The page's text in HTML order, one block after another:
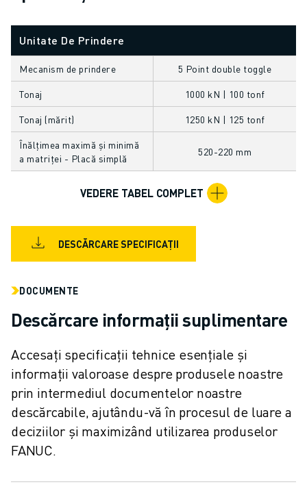
FANUC ACADEMY
SOLUȚII PENTRU INDUSTRII
SOLUȚII EDUCAȚIONALE
WORLDSKILLS ȘI TINERELE TALENTE
EVENIMENTE EDUCAȚIONALE
ȘTIRI ȘI MEDIA
ȘTIRI ȘI MEDIA
EVENIMENTE
EVENIMENTE EDUCAȚIONALE
DESPRE FANUC
SUSTENABILITATE
ALĂTURAȚI-VĂ ECHIPEI FANUC » CARIERĂ
CONTACT
IMPRINT
Unitate De Prindere
Mecanism de prindere 5 Point double toggle
Tonaj 1000 kN | 100 tonf
Tonaj (mărit) 1250 kN | 125 tonf
Înălțimea maximă și minimă
a matriței - Placă simplă
520-220 mm
VEDERE TABEL COMPLET
DESCĂRCARE SPECIFICAȚII
DOCUMENTE
Descărcare informații suplimentare
Accesați specificații tehnice esențiale și
informații valoroase despre produsele noastre
prin intermediul documentelor noastre
descărcabile, ajutându-vă în procesul de luare a
deciziilor și maximizând utilizarea produselor
FANUC.